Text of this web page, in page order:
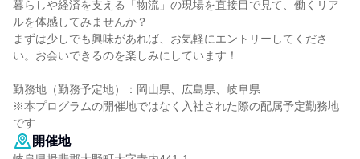
暮らしや経済を支える「物流」の現場を直接目で見て、働くリア
ルを体感してみませんか？
まずは少しでも興味があれば、お気軽にエントリーしてくださ
い。お会いできるのを楽しみにしています！
勤務地（勤務予定地）：岡山県、広島県、岐阜県
※本プログラムの開催地ではなく入社された際の配属予定勤務地
です
開催地